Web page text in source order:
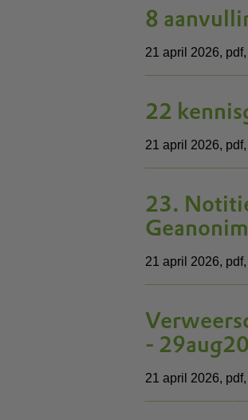
8
21 april 2026, pdf
22
21 april 2026, pdf
23.
21 april 2026, pdf
-
21 april 2026, pdf